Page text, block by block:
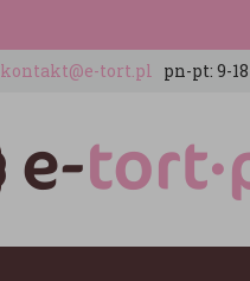
kontakt@e-tort.pl pn-pt: 9-18